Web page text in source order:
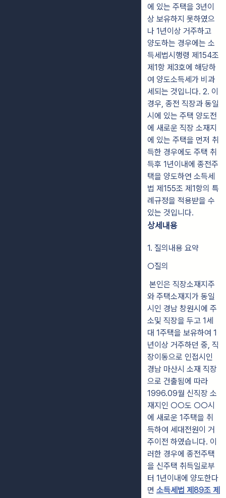
에 있는 주택을 3년이
상 보유하지 못하였으
나 1년이상 거주하고
양도하는 경우에는 소
득세법시행령 제154조
제1항 제3호에 해당하
여 양도소득세가 비과
세되는 것입니다. 2. 이
경우, 종전 직장과 동일
시에 있는 주택 양도전
에 새로운 직장 소재지
에 있는 주택을 먼저 취
득한 경우에도 주택 취
득후 1년이내에 종전주
택을 양도하연 소득세
법 제155조 제1항의 특
례규정을 적용받을 수
있는 것입니다.
상세내용
1. 질의내용 요약
○질의
본인은 직장소재지주
와 주택소재지가 동일
시인 경남 창원시에 주
소및 직장을 두고 1세
대 1주택을 보유하여 1
년이상 거주하던 중, 직
장이동으로 인접시인
경남 마산시 소재 직장
으로 건출됨에 따라
1996.09월 신직장 소
재지인 ○○도 ○○시
에 새로운 1주택을 취
득하여 세대전원이 거
주이전 하였습니다. 이
러한 경우에 종전주택
을 신주택 취득일로부
터 1년이내에 양도한다
면 소득세법 제89조 제